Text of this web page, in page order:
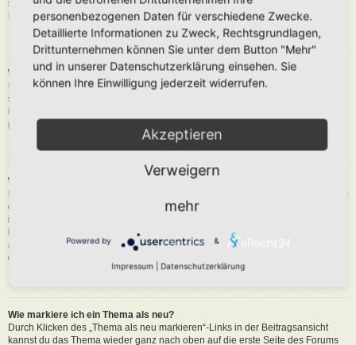
siehst du eine Schaltfläche in der Nähe des Beitrags, um diesen zu melden.
Du wirst dann durch die weiteren Schritte geführt.
Nach oben
Was bewirkt die „Speichern“-Schaltfläche beim Schreiben eines Beitrags?
Hiermit kannst du die geschriebene Entwürfe speichern und zu einem
späteren Zeitpunkt vervollständigen und absenden. Den gesicherten Beitrag
kannst du mit der Funktion „Gespeicherte Entwürfe verwalten“ in deinem
persönlichen Bereich erneut laden.
Nach oben
Warum muss mein Beitrag erst freigegeben werden?
Die Board-Administration kann entschieden haben, dass in dem Forum, in dem
du einen Beitrag erstellt hast, die Beiträge zuerst geprüft werden müssen. Es
ist auch möglich, dass die Administration dich zu einer Gruppe von Benutzern
hinzugefügt hat, bei denen sie die Beiträge erst begutachten möchte, bevor sie
auf der Seite sichtbar werden. Bitte kontaktiere die Board-Administration, wenn
du weitere Informationen dazu benötigst.
Wie markiere ich ein Thema als neu?
Durch Klicken des „Thema als neu markieren“-Links in der Beitragsansicht
kannst du das Thema wieder ganz nach oben auf die erste Seite des Forums
personenbezogenen Daten für verschiedene Zwecke.
Detaillierte Informationen zu Zweck, Rechtsgrundlagen,
Drittunternehmen können Sie unter dem Button "Mehr"
und in unserer Datenschutzerklärung einsehen. Sie
können Ihre Einwilligung jederzeit widerrufen.
Akzeptieren
Verweigern
mehr
Powered by &
Impressum Datenschutzerklärung